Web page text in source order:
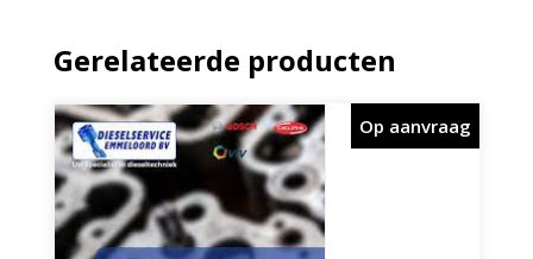
Gerelateerde producten
Op aanvraag